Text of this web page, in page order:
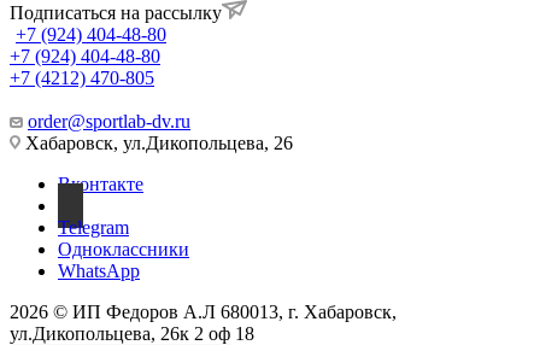
Подписаться на рассылку
+7 (924) 404-48-80
+7 (924) 404-48-80
+7 (4212) 470-805
order@sportlab-dv.ru
Хабаровск, ул.Дикопольцева, 26
Вконтакте
Telegram
Одноклассники
WhatsApp
2026 © ИП Федоров А.Л 680013, г. Хабаровск,
ул.Дикопольцева, 26к 2 оф 18